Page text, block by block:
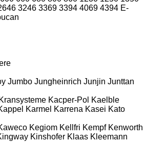
3246 3369 3394 4069 4394 E-
Jumbo Jungheinrich Junjin Junttan
Kacper-Pol Kaelble
Karmel Karrena Kasei Kato
Kegiom Kellfri Kempf Kenworth
Kinshofer Klaas Kleemann